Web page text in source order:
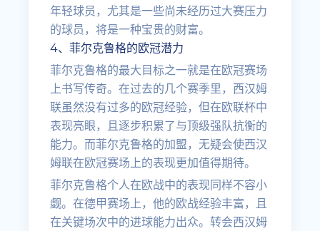
年轻球员，尤其是一些尚未经历过大赛压力
的球员，将是一种宝贵的财富。
4、菲尔克鲁格的欧冠潜力
菲尔克鲁格的最大目标之一就是在欧冠赛场
上书写传奇。在过去的几个赛季里，西汉姆
联虽然没有过多的欧冠经验，但在欧联杯中
表现亮眼，且逐步积累了与顶级强队抗衡的
能力。而菲尔克鲁格的加盟，无疑会使西汉
姆联在欧冠赛场上的表现更加值得期待。
菲尔克鲁格个人在欧战中的表现同样不容小
觑。在德甲赛场上，他的欧战经验丰富，且
在关键场次中的进球能力出众。转会西汉姆